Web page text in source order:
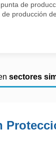
de
producción
sectores